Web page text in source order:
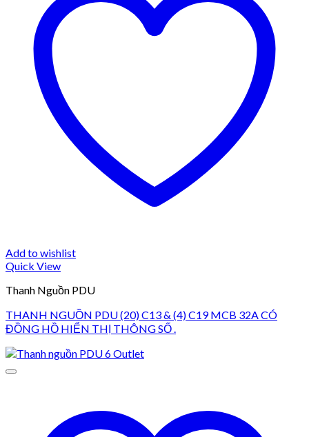
Add to wishlist
Quick View
Thanh Nguồn PDU
THANH NGUỒN PDU (20) C13 & (4) C19 MCB 32A CÓ
ĐỒNG HỒ HIỂN THỊ THÔNG SỐ .